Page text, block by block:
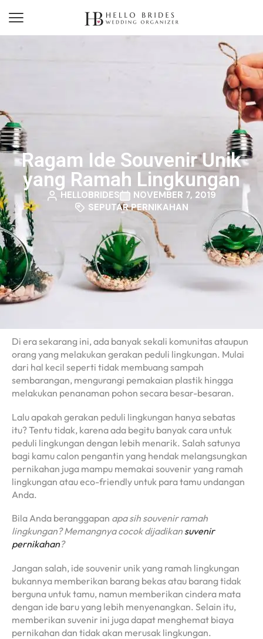
Ragam Ide Souvenir Unik
yang Ramah Lingkungan
HELLOBRIDES
NOVEMBER 7, 2019
SEPUTAR PERNIKAHAN
Di era sekarang ini, ada banyak sekali komunitas ataupun
orang yang melakukan gerakan peduli lingkungan. Mulai
dari hal kecil seperti tidak membuang sampah
sembarangan, mengurangi pemakaian plastik hingga
melakukan penanaman pohon secara besar-besaran.
Lalu apakah gerakan peduli lingkungan hanya sebatas
itu? Tentu tidak, karena ada begitu banyak cara untuk
peduli lingkungan dengan lebih menarik. Salah satunya
bagi kamu calon pengantin yang hendak melangsungkan
pernikahan juga mampu memakai souvenir yang ramah
lingkungan atau eco-friendly untuk para tamu undangan
Anda.
Bila Anda beranggapan apa sih souvenir ramah
lingkungan? Memangnya cocok dijadikan suvenir
pernikahan?
Jangan salah, ide souvenir unik yang ramah lingkungan
bukannya memberikan barang bekas atau barang tidak
berguna untuk tamu, namun memberikan cindera mata
dengan ide baru yang lebih menyenangkan. Selain itu,
memberikan suvenir ini juga dapat menghemat biaya
pernikahan dan tidak akan merusak lingkungan.